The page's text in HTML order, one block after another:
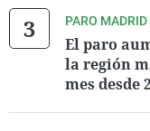
PARO MADRID
El paro
la región
mes desde